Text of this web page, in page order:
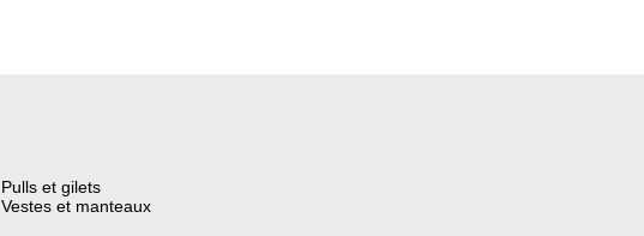
Pulls et gilets
Vestes et manteaux